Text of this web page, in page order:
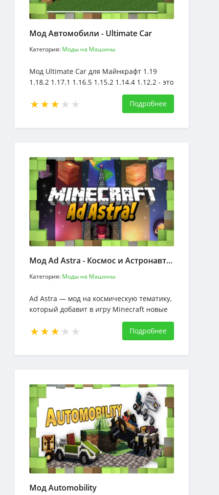
Мод Автомобили - Ultimate Car
Категория: Моды на Машины
Мод Ultimate Car для Майнкрафт 1.19
1.18.2 1.17.1 1.16.5 1.15.2 1.14.4 1.12.2 - это
мод, который позволит нам производить
в общей сложности пять вариантов
автомобилей: одноместный, двухместный,
Подробнее
Мод Ad Astra - Космос и Астронавтика
Категория: Моды на Машины
Ad Astra — мод на космическую тематику,
который добавит в игру Minecraft новые
технологии для исследования планет
Подробнее
Мод Automobility